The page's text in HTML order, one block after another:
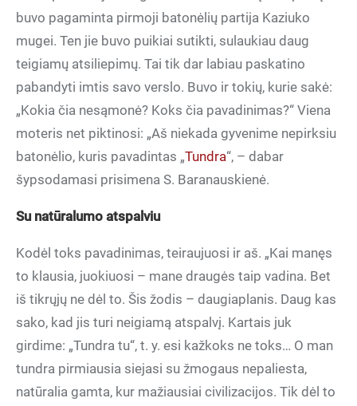
buvo pagaminta pirmoji batonėlių partija Kaziuko
mugei. Ten jie buvo puikiai sutikti, sulaukiau daug
teigiamų atsiliepimų. Tai tik dar labiau paskatino
pabandyti imtis savo verslo. Buvo ir tokių, kurie sakė:
„Kokia čia nesąmonė? Koks čia pavadinimas?“ Viena
moteris net piktinosi: „Aš niekada gyvenime nepirksiu
batonėlio, kuris pavadintas „Tundra“, – dabar
šypsodamasi prisimena S. Baranauskienė.
Su natūralumo atspalviu
Kodėl toks pavadinimas, teiraujuosi ir aš. „Kai manęs
to klausia, juokiuosi – mane draugės taip vadina. Bet
iš tikrųjų ne dėl to. Šis žodis – daugiaplanis. Daug kas
sako, kad jis turi neigiamą atspalvį. Kartais juk
girdime: „Tundra tu“, t. y. esi kažkoks ne toks… O man
tundra pirmiausia siejasi su žmogaus nepaliesta,
natūralia gamta, kur mažiausiai civilizacijos. Tik dėl to